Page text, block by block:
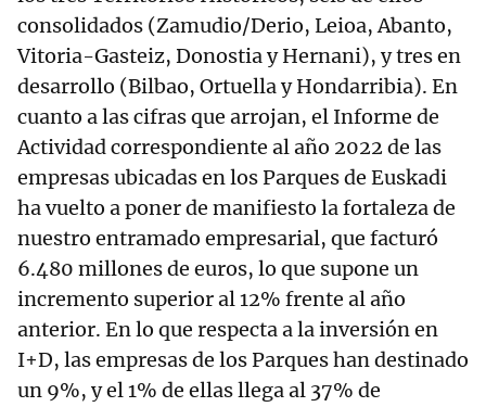
consolidados (Zamudio/Derio, Leioa, Abanto,
Vitoria-Gasteiz, Donostia y Hernani), y tres en
desarrollo (Bilbao, Ortuella y Hondarribia). En
cuanto a las cifras que arrojan, el Informe de
Actividad correspondiente al año 2022 de las
empresas ubicadas en los Parques de Euskadi
ha vuelto a poner de manifiesto la fortaleza de
nuestro entramado empresarial, que facturó
6.480 millones de euros, lo que supone un
incremento superior al 12% frente al año
anterior. En lo que respecta a la inversión en
I+D, las empresas de los Parques han destinado
un 9%, y el 1% de ellas llega al 37% de